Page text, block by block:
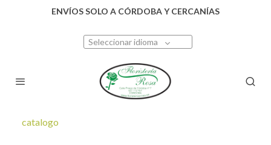
ENVÍOS SOLO A CÓRDOBA Y CERCANÍAS
Seleccionar idioma
catalogo